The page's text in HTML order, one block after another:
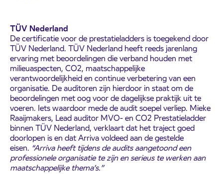
TÜV Nederland
De certificatie voor de prestatieladders is toegekend door
TÜV Nederland. TÜV Nederland heeft reeds jarenlang
ervaring met beoordelingen die verband houden met
milieuaspecten, CO2, maatschappelijke
verantwoordelijkheid en continue verbetering van een
organisatie. De auditoren zijn hierdoor in staat om de
beoordelingen met oog voor de dagelijkse praktijk uit te
voeren. Iets waardoor mede de audit soepel verliep. Mieke
Raaijmakers, Lead auditor MVO- en CO2 Prestatieladder
binnen TÜV Nederland, verklaart dat het traject goed
doorlopen is en dat Arriva voldeed aan de gestelde
eisen. “Arriva heeft tijdens de audits aangetoond een
professionele organisatie te zijn en serieus te werken aan
maatschappelijke thema’s.’’